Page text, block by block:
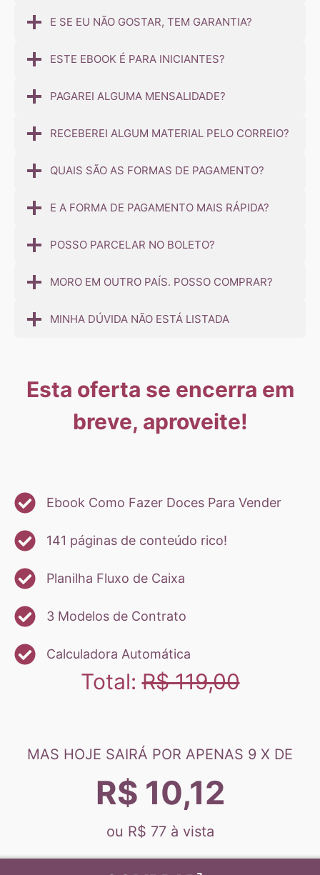
E SE EU NÃO GOSTAR, TEM GARANTIA?
ESTE EBOOK É PARA INICIANTES?
PAGAREI ALGUMA MENSALIDADE?
RECEBEREI ALGUM MATERIAL PELO CORREIO?
QUAIS SÃO AS FORMAS DE PAGAMENTO?
E A FORMA DE PAGAMENTO MAIS RÁPIDA?
POSSO PARCELAR NO BOLETO?
MORO EM OUTRO PAÍS. POSSO COMPRAR?
MINHA DÚVIDA NÃO ESTÁ LISTADA
Esta oferta se encerra em
breve, aproveite!
Ebook Como Fazer Doces Para Vender
141 páginas de conteúdo rico!
Planilha Fluxo de Caixa
3 Modelos de Contrato
Calculadora Automática
Total:R$ 119,00
MAS HOJE SAIRÁ POR APENAS 9 X DE
R$ 10,12
ou R$ 77 à vista